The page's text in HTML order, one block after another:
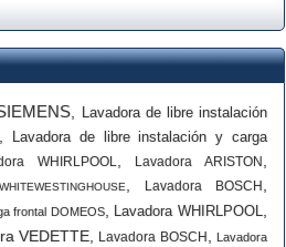
Lavadora de libre instalación
Lavadora de libre instalación y carga
WHIRLPOOL Lavadora ARISTON
Lavadora BOSCH
frontal DOMEOS, Lavadora WHIRLPOOL
VEDETTE Lavadora BOSCH ,Lavadora